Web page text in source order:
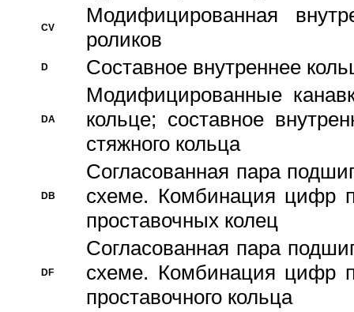
CV
Модифицированная
роликов
D Составное внутреннее
DA
Модифицированные
кольце; составное
стяжного кольца
DB
Согласованная пара
схеме. Комбинация цифр
проставочных колец
DF
Согласованная пара
схеме. Комбинация цифр
проставочного кольца